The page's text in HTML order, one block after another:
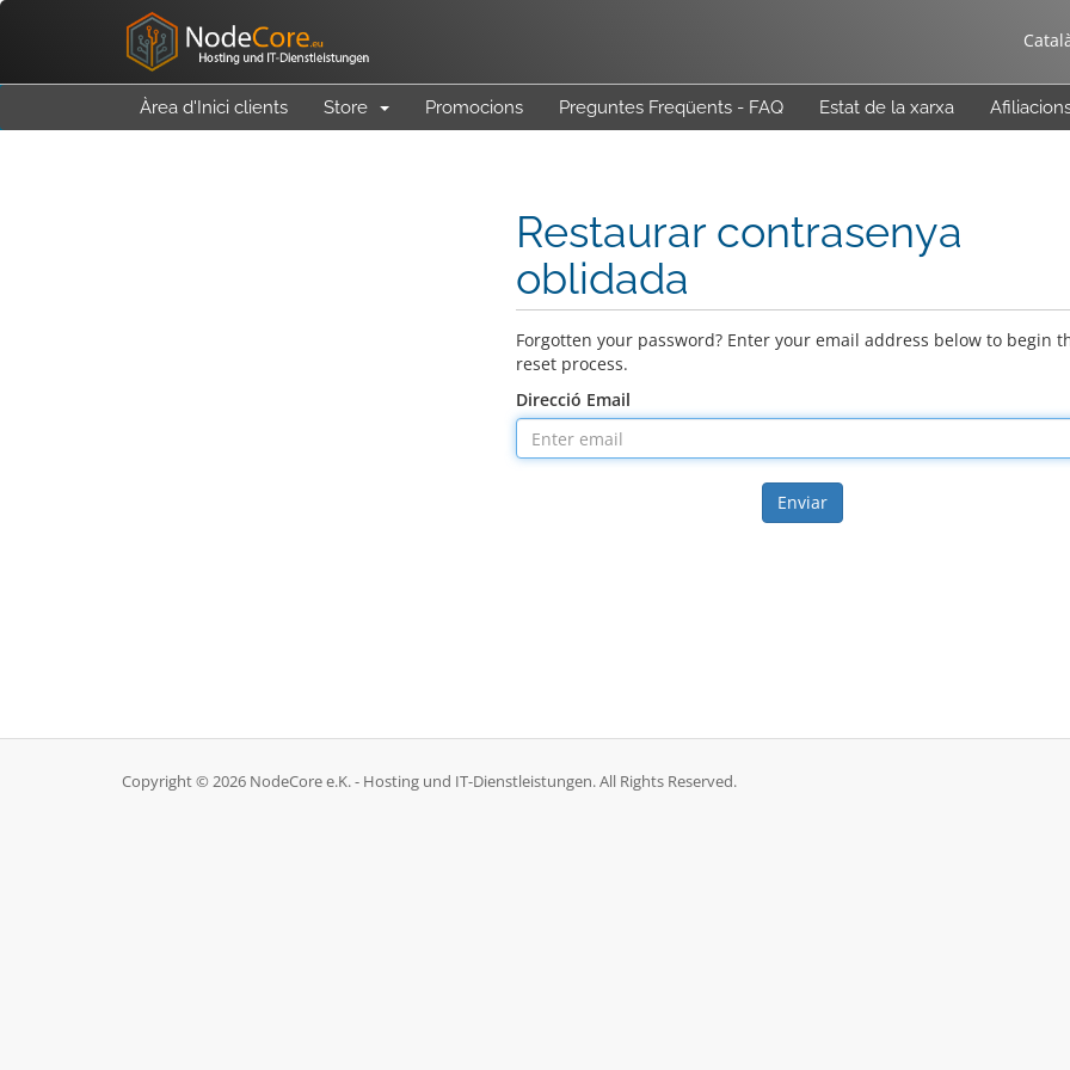
Àrea d'Inici clients Store Promocions Preguntes Freqüents - FAQ Estat de la xarxa
Restaurar contrasenya
oblidada
Forgotten your password? Enter your email address below to begin
reset process.
Direcció Email
Enviar
Copyright © 2026 NodeCore e.K. - Hosting und IT-Dienstleistungen. All Rights Reserved.